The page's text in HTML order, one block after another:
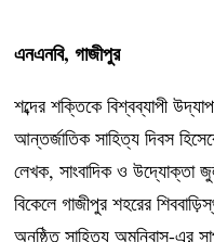
এনএনবি, গাজীপুর
শব্দের শক্তিকে বিশ্বব্যাপী
আন্তর্জাতিক সাহিত্য দিবস
লেখক, সাংবাদিক ও উদ্যোক্তা
বিকেলে গাজীপুর শহরের
অনুষ্ঠিত সাহিত্য অমনিবাস-এর